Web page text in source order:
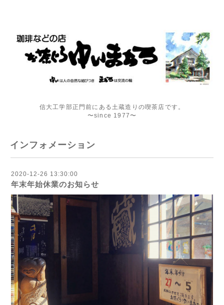
信大工学部正門前にある土蔵造りの喫茶店です。
〜since 1977〜
インフォメーション
2020-12-26 13:30:00
年末年始休業のお知らせ